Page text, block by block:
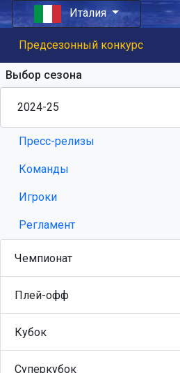
Италия
Предсезонный конкурс
Выбор сезона
Пресс-релизы
Команды
Игроки
Регламент
Чемпионат
Плей-офф
Кубок
Суперкубок